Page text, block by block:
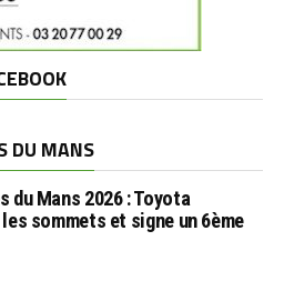
DU MANS
du Mans 2026 : Toyota
sommets et signe un 6ème